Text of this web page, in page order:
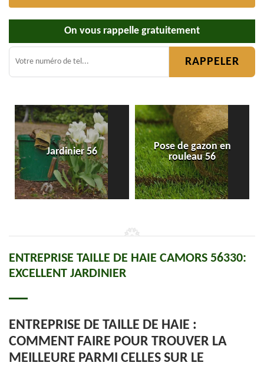
On vous rappelle gratuitement
Jardinier 56
Pose de gazon en
rouleau 56
ENTREPRISE TAILLE DE HAIE CAMORS 56330:
EXCELLENT JARDINIER
ENTREPRISE DE TAILLE DE HAIE :
COMMENT FAIRE POUR TROUVER LA
MEILLEURE PARMI CELLES SUR LE